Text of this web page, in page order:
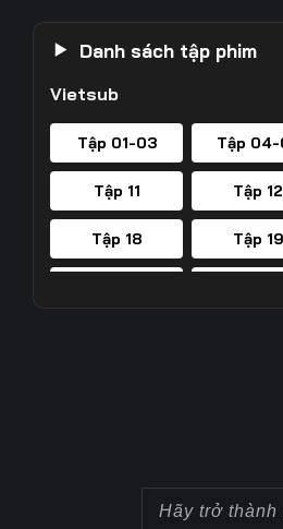
Danh sách tập phim
Vietsub
Tập 01-03 Tập
Tập 11 Tập 12
Tập 18 Tập 19